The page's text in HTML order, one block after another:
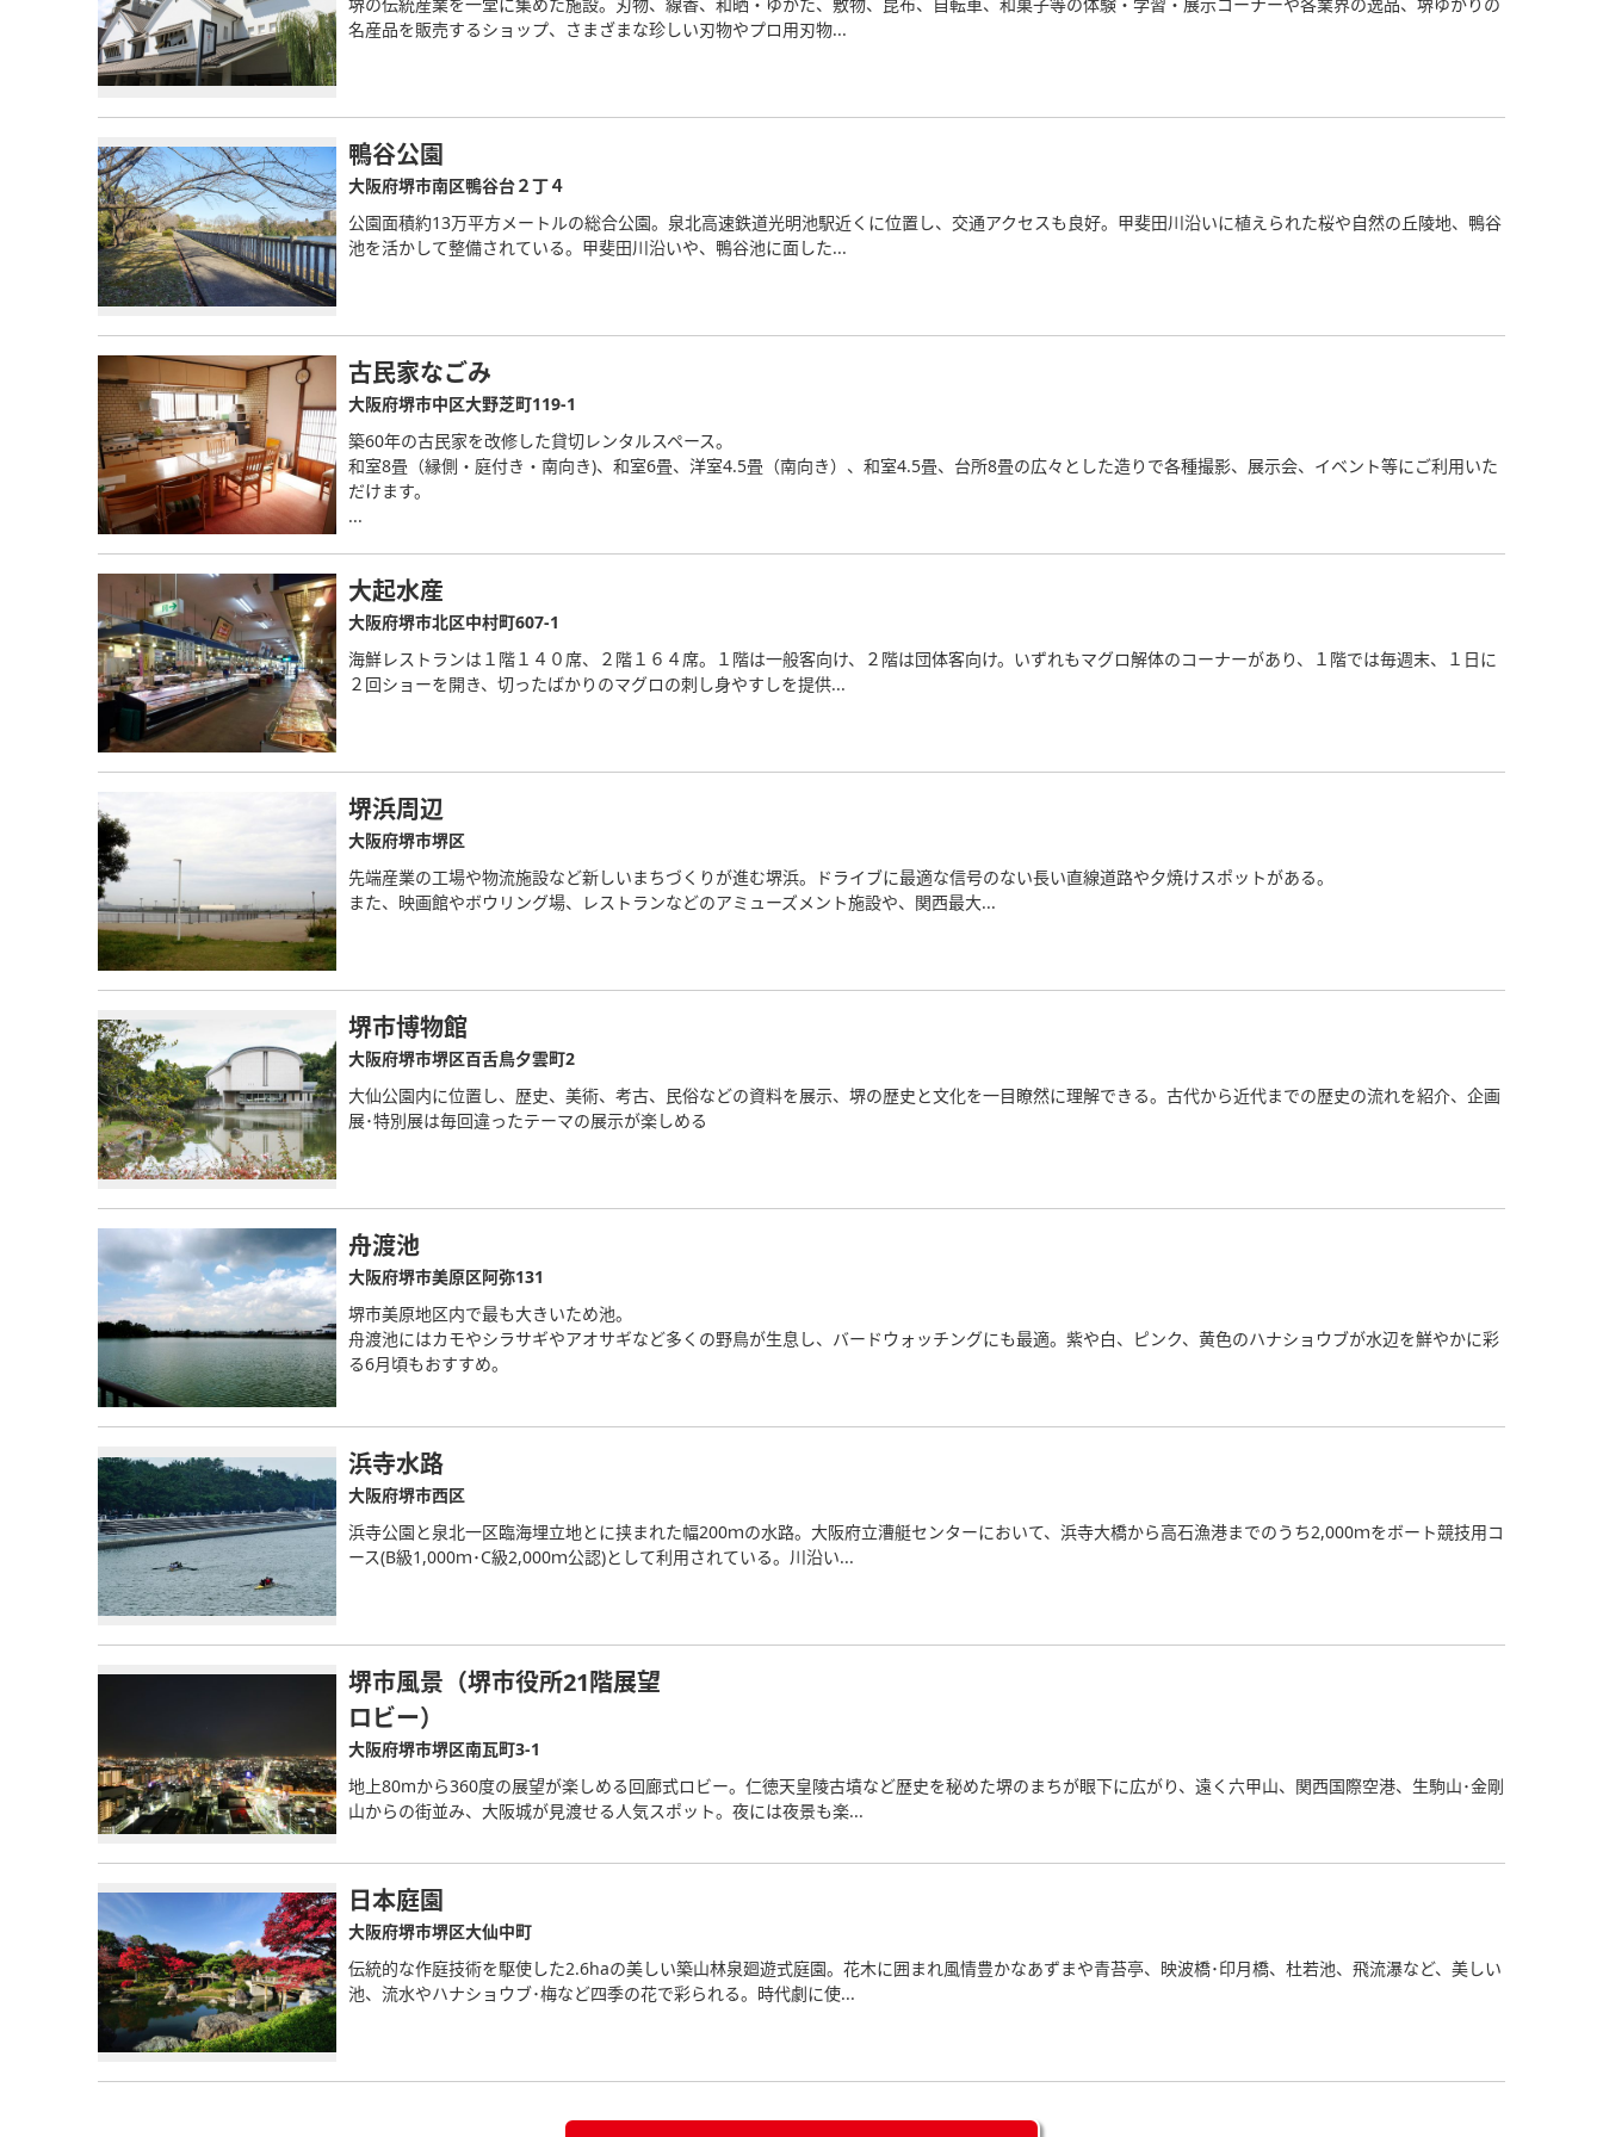
名産品を販売するショップ、さまざまな珍しい刃物やプロ用刃物...
鴨谷公園
大阪府堺市南区鴨谷台２丁４
公園面積約13万平方メートルの総合公園。泉北高速鉄道光明池駅近くに位置し、交通アクセスも良好。甲斐田川沿いに植えられた桜や自然の丘陵地、鴨谷
池を活かして整備されている。甲斐田川沿いや、鴨谷池に面した...
古民家なごみ
大阪府堺市中区大野芝町119-1
築60年の古民家を改修した貸切レンタルスペース。
和室8畳（縁側・庭付き・南向き)、和室6畳、洋室4.5畳（南向き）、和室4.5畳、台所8畳の広々とした造りで各種撮影、展示会、イベント等にご利用いた
だけます。
...
大起水産
大阪府堺市北区中村町607-1
海鮮レストランは１階１４０席、２階１６４席。１階は一般客向け、２階は団体客向け。いずれもマグロ解体のコーナーがあり、１階では毎週末、１日に
２回ショーを開き、切ったばかりのマグロの刺し身やすしを提供...
堺浜周辺
大阪府堺市堺区
先端産業の工場や物流施設など新しいまちづくりが進む堺浜。ドライブに最適な信号のない長い直線道路や夕焼けスポットがある。
また、映画館やボウリング場、レストランなどのアミューズメント施設や、関西最大...
堺市博物館
大阪府堺市堺区百舌鳥夕雲町2
大仙公園内に位置し、歴史、美術、考古、民俗などの資料を展示、堺の歴史と文化を一目瞭然に理解できる。古代から近代までの歴史の流れを紹介、企画
展･特別展は毎回違ったテーマの展示が楽しめる
舟渡池
大阪府堺市美原区阿弥131
堺市美原地区内で最も大きいため池。
舟渡池にはカモやシラサギやアオサギなど多くの野鳥が生息し、バードウォッチングにも最適。紫や白、ピンク、黄色のハナショウブが水辺を鮮やかに彩
る6月頃もおすすめ。
浜寺水路
大阪府堺市西区
浜寺公園と泉北一区臨海埋立地とに挟まれた幅200ｍの水路。大阪府立漕艇センターにおいて、浜寺大橋から高石漁港までのうち2,000ｍをボート競技用コ
ース(B級1,000ｍ･C級2,000ｍ公認)として利用されている。川沿い...
堺市風景（堺市役所21階展望
ロビー）
大阪府堺市堺区南瓦町3-1
地上80mから360度の展望が楽しめる回廊式ロビー。仁徳天皇陵古墳など歴史を秘めた堺のまちが眼下に広がり、遠く六甲山、関西国際空港、生駒山･金剛
山からの街並み、大阪城が見渡せる人気スポット。夜には夜景も楽...
日本庭園
大阪府堺市堺区大仙中町
伝統的な作庭技術を駆使した2.6haの美しい築山林泉廻遊式庭園。花木に囲まれ風情豊かなあずまや青苔亭、映波橋･印月橋、杜若池、飛流瀑など、美しい
池、流水やハナショウブ･梅など四季の花で彩られる。時代劇に使...